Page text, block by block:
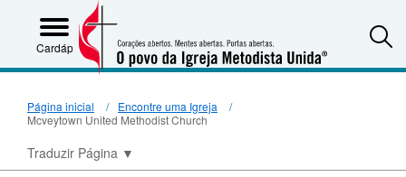
Cardápio
Página inicial
Encontre uma Igreja
Mcveytown United Methodist Church
Traduzir Página ▼